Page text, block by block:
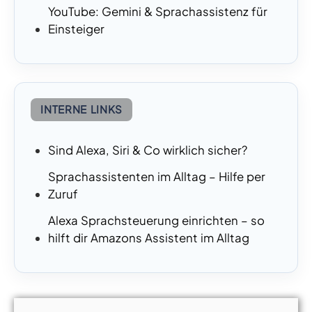
YouTube: Gemini & Sprachassistenz für
Einsteiger
INTERNE LINKS
Sind Alexa, Siri & Co wirklich sicher?
Sprachassistenten im Alltag – Hilfe per
Zuruf
Alexa Sprachsteuerung einrichten – so
hilft dir Amazons Assistent im Alltag